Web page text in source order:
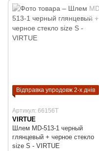
Відправка упродовж 2-х днів
Артикул: 66156T
VIRTUE
Шлем MD-513-1 черный
глянцевый + черное стекло
size S - VIRTUE